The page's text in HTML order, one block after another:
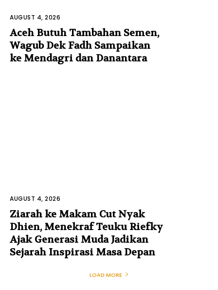
AUGUST 4, 2026
Aceh Butuh Tambahan Semen,
Wagub Dek Fadh Sampaikan
ke Mendagri dan Danantara
AUGUST 4, 2026
Ziarah ke Makam Cut Nyak
Dhien, Menekraf Teuku Riefky
Ajak Generasi Muda Jadikan
Sejarah Inspirasi Masa Depan
LOAD MORE